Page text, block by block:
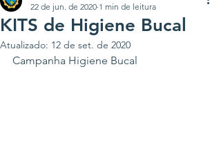
KITS de Higiene Bucal
22 de jun. de 2020 1 min de leitura
Atualizado: 12 de set. de 2020
Campanha Higiene Bucal